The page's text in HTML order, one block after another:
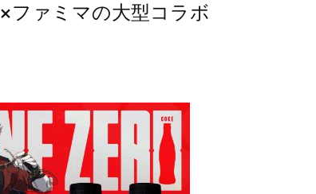
ファミマの大型コラボ